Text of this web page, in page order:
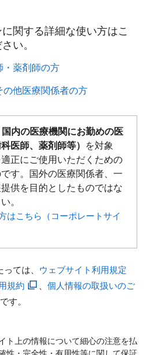
関する詳細な使い方はこ
い。​
・薬剤師の方​
の他医療関係者の方​
国内の医療機関にお勤めの医
医師、薬剤師等）
を対象
正にご使用いただくための
す。国外の医療関係者、一
供を目的としたものではな
。
はこちら（コーポレートサイ
ては、 ウェブサイト利用規定
規約
個人情報の取扱いのご
す。
ト上の情報について細心の注意を払
性・完全性・有用性等に関して保証